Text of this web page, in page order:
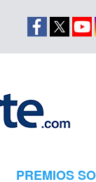
PREMIOS